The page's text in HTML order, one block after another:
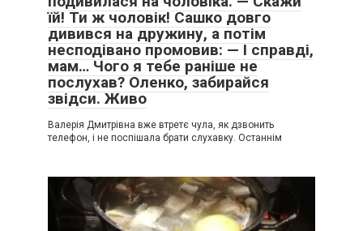
їй! Ти ж чоловік! Сашко довго
дивився на дружину, а потім
несподівано промовив: — І справді,
мам… Чого я тебе раніше не
послухав? Оленко, забирайся
звідси. Живо
Валерія Дмитрівна вже втретє чула, як дзвонить
телефон, і не поспішала брати слухавку. Останнім